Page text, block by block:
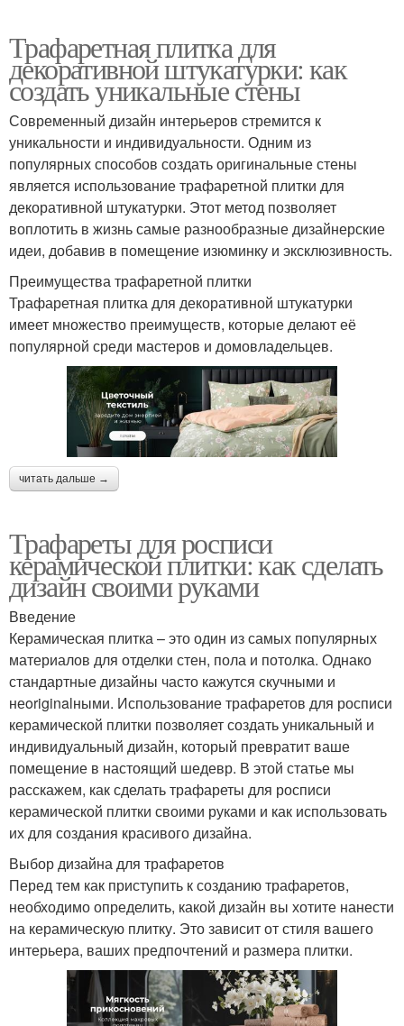
Трафаретная плитка для
декоративной штукатурки: как
создать уникальные стены
Современный дизайн интерьеров стремится к
уникальности и индивидуальности. Одним из
популярных способов создать оригинальные стены
является использование трафаретной плитки для
декоративной штукатурки. Этот метод позволяет
воплотить в жизнь самые разнообразные дизайнерские
идеи, добавив в помещение изюминку и эксклюзивность.
Преимущества трафаретной плитки
Трафаретная плитка для декоративной штукатурки
имеет множество преимуществ, которые делают её
популярной среди мастеров и домовладельцев.
читать дальше →
Трафареты для росписи
керамической плитки: как сделать
дизайн своими руками
Введение
Керамическая плитка – это один из самых популярных
материалов для отделки стен, пола и потолка. Однако
стандартные дизайны часто кажутся скучными и
неoriginalными. Использование трафаретов для росписи
керамической плитки позволяет создать уникальный и
индивидуальный дизайн, который превратит ваше
помещение в настоящий шедевр. В этой статье мы
расскажем, как сделать трафареты для росписи
керамической плитки своими руками и как использовать
их для создания красивого дизайна.
Выбор дизайна для трафаретов
Перед тем как приступить к созданию трафаретов,
необходимо определить, какой дизайн вы хотите нанести
на керамическую плитку. Это зависит от стиля вашего
интерьера, ваших предпочтений и размера плитки.